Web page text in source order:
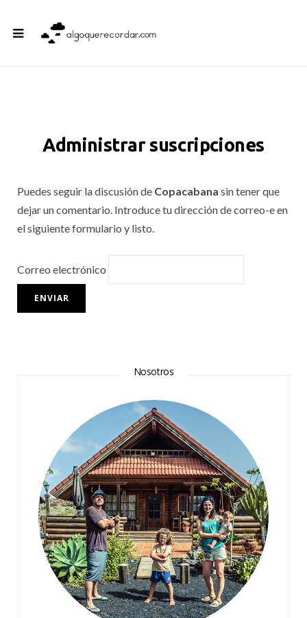
Administrar suscripciones
Puedes seguir la discusión de Copacabana sin tener que
dejar un comentario. Introduce tu dirección de correo-e en
el siguiente formulario y listo.
Correo electrónico
Nosotros